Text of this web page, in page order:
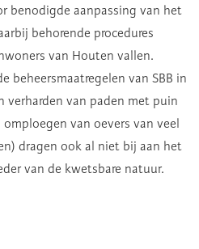
benodigde aanpassing van het
behorende procedures
van Houten vallen.
beheersmaatregelen van SBB in
verharden van paden met puin
van oevers van veel
dragen ook al niet bij aan het
van de kwetsbare natuur.